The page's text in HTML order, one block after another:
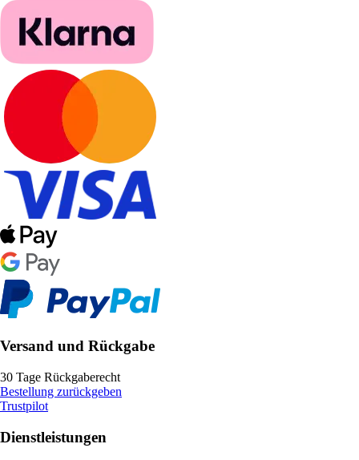
Versand und Rückgabe
30 Tage Rückgaberecht
Bestellung zurückgeben
Trustpilot
Dienstleistungen